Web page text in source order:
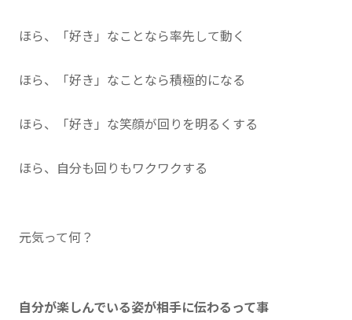
ほら、「好き」なことなら率先して動く
ほら、「好き」なことなら積極的になる
ほら、「好き」な笑顔が回りを明るくする
ほら、自分も回りもワクワクする
元気って何？
自分が楽しんでいる姿が相手に伝わるって事